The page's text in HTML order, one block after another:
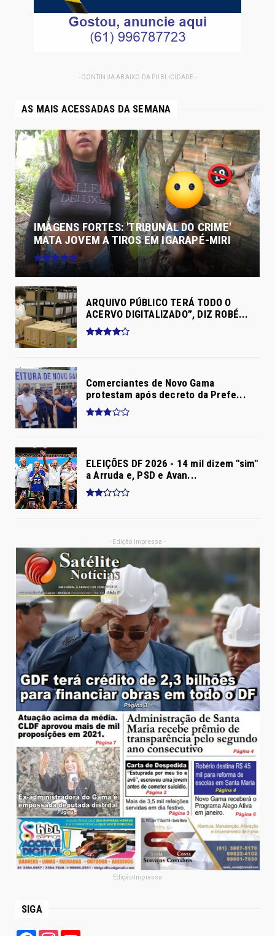
- CONTINUA ABAIXO DA PUBLICIDADE -
AS MAIS ACESSADAS DA SEMANA
IMAGENS FORTES: 'TRIBUNAL DO CRIME'
MATA JOVEM A TIROS EM IGARAPÉ-MIRI
ARQUIVO PÚBLICO TERÁ TODO O
ACERVO DIGITALIZADO”, DIZ ROBÉ...
Comerciantes de Novo Gama
protestam após decreto da Prefe...
ELEIÇÕES DF 2026 - 14 mil dizem "sim"
a Arruda e, PSD e Avan...
- Edição Impressa -
Edição Impressa
SIGA